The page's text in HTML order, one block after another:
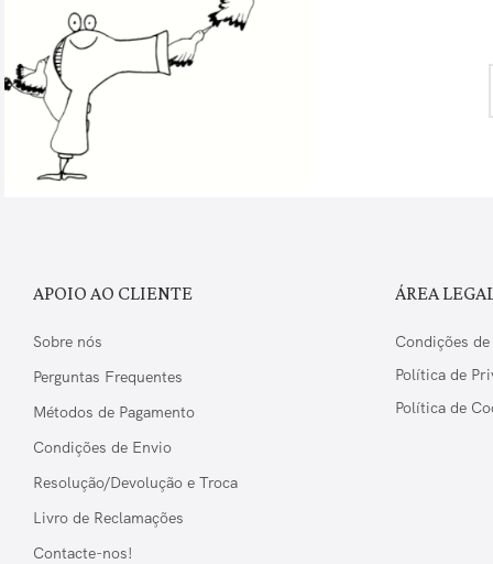
APOIO AO CLIENTE
Sobre nós
Perguntas Frequentes
Métodos de Pagamento
Condições de Envio
Resolução/Devolução e Troca
Livro de Reclamações
Contacte-nos!
ÁREA
Condições de
Política de
Política de